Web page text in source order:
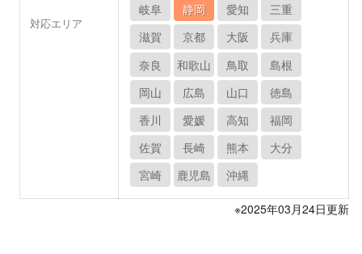
対応エリア
岐阜
静岡 愛知
三重
滋賀
京都 大阪
兵庫
奈良
和歌山 鳥取
島根
岡山
広島 山口
徳島
香川
愛媛 高知
福岡
佐賀
長崎 熊本
大分
宮崎
鹿児島 沖縄
※2025年03月24日更新